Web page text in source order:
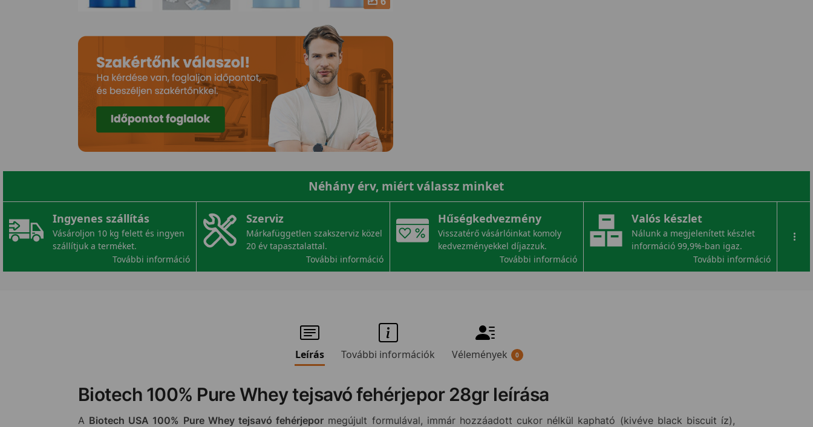
Néhány érv, miért válassz minket
Ingyenes szállítás
Vásároljon 10 kg felett és ingyen
szállítjuk a terméket.
További információ
Szerviz
Márkafüggetlen szakszerviz közel
20 év tapasztalattal.
További információ
Hűségkedvezmény
Visszatérő vásárlóinkat komoly
kedvezményekkel díjazzuk.
További információ
Valós készlet
Nálunk a megjelenített készlet
információ 99,9%-ban igaz.
További információ
...
Leírás További információk Vélemények 0
Biotech 100% Pure Whey tejsavó fehérjepor 28gr leírása
A Biotech USA 100% Pure Whey tejsavó fehérjepor megújult formulával, immár hozzáadott cukor nélkül kapható (kivéve black biscuit íz),